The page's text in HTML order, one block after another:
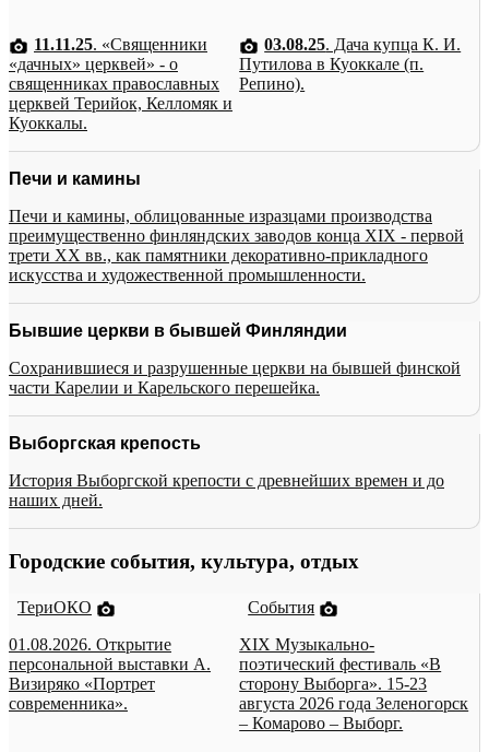
11.11.25. «Священники
«дачных» церквей» - о
священниках православных
церквей Терийок, Келломяк и
Куоккалы.
03.08.25. Дача купца К. И.
Путилова в Куоккале (п.
Репино).
Печи и камины
Печи и камины, облицованные изразцами производства
преимущественно финляндских заводов конца XIX - первой
трети XX вв., как памятники декоративно-прикладного
искусства и художественной промышленности.
Бывшие церкви в бывшей Финляндии
Сохранившиеся и разрушенные церкви на бывшей финской
части Карелии и Карельского перешейка.
Выборгская крепость
История Выборгской крепости с древнейших времен и до
наших дней.
Городские события, культура, отдых
ТериОКО
01.08.2026. Открытие
персональной выставки А.
Визиряко «Портрет
современника».
События
XIX Музыкально-
поэтический фестиваль «В
сторону Выборга». 15-23
августа 2026 года Зеленогорск
– Комарово – Выборг.